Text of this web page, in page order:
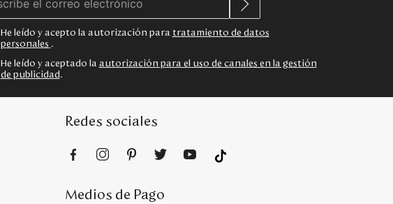
He leído y acepto la autorización para tratamiento de datos
personales .
He leído y aceptado la autorización para el uso de canales en la gestión
de publicidad .
Redes sociales
Medios de Pago